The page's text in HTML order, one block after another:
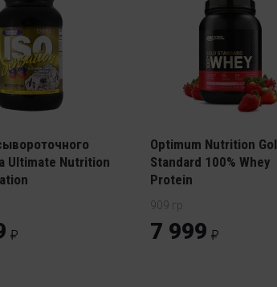
Ultimate Nutrition
Optimum Nutrition
Standard 100% Whey
Protein
909 гр
7 999